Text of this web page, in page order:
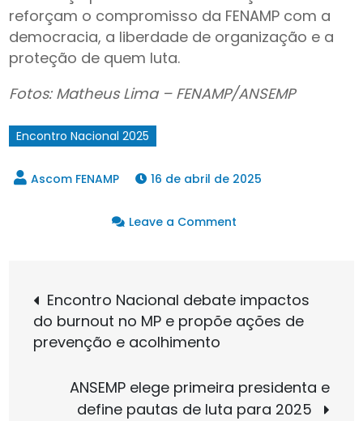
reforçam o compromisso da FENAMP com a
democracia, a liberdade de organização e a
proteção de quem luta.
Fotos: Matheus Lima – FENAMP/ANSEMP
Encontro Nacional 2025
16 de abril de 2025
Leave a Comment
Coordenação
e
de
Lutas
Navegação
de
Post
Encontro Nacional debate impactos
do burnout no MP e propõe ações de
prevenção e acolhimento
ANSEMP elege primeira presidenta e
define pautas de luta para 2025